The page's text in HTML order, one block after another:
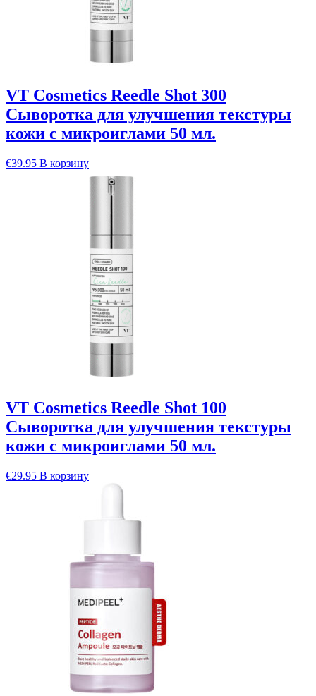
VT Cosmetics Reedle Shot 300
Сыворотка для улучшения текстуры
кожи с микроиглами 50 мл.
€39.95 В корзину
VT Cosmetics Reedle Shot 100
Сыворотка для улучшения текстуры
кожи с микроиглами 50 мл.
€29.95 В корзину